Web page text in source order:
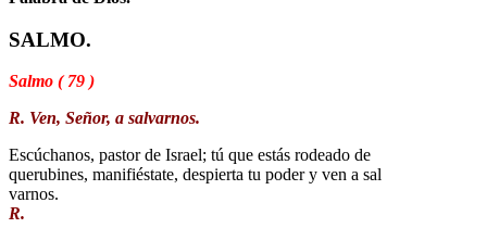
SALMO.
Salmo ( 79 )
R. Ven, Señor, a salvarnos.
Escúchanos, pastor de Israel; tú que estás rodeado de
querubines, manifiéstate, despierta tu poder y ven a sal
varnos.
R.